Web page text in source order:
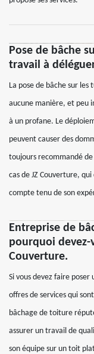
Pose de bâche
travail à
La pose de bâche sur
aucune manière, et peu
à un profane. Le
peuvent causer des
toujours recommandé de
cas de JZ Couverture,
compte tenu de son
Entreprise de
pourquoi devez-
Couverture.
Si vous devez faire
offres de services qui
bâchage de toiture
assurer un travail de
son équipe sur un toit